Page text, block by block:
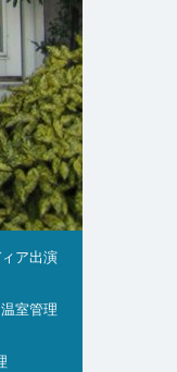
ア出演
温室管理